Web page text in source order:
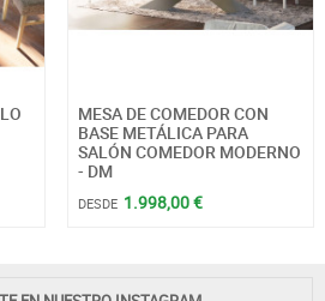
MESA DE COMEDOR CON
BASE METÁLICA PARA
SALÓN COMEDOR MODERNO
- DM
DESDE 1.998,00 €